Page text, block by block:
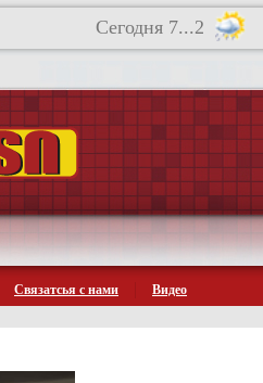
Сегодня 7...2
Связатсья с нами Видео